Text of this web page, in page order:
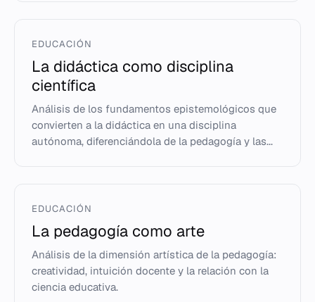
EDUCACIÓN
La didáctica como disciplina
científica
Análisis de los fundamentos epistemológicos que
convierten a la didáctica en una disciplina
autónoma, diferenciándola de la pedagogía y las...
EDUCACIÓN
La pedagogía como arte
Análisis de la dimensión artística de la pedagogía:
creatividad, intuición docente y la relación con la
ciencia educativa.